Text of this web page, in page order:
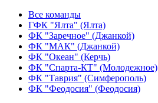
Все команды
ГФК "Ялта" (Ялта)
ФК "Заречное" (Джанкой)
ФК "МАК" (Джанкой)
ФК "Океан" (Керчь)
ФК "Спарта-КТ" (Молодежное)
ФК "Таврия" (Симферополь)
ФК "Феодосия" (Феодосия)